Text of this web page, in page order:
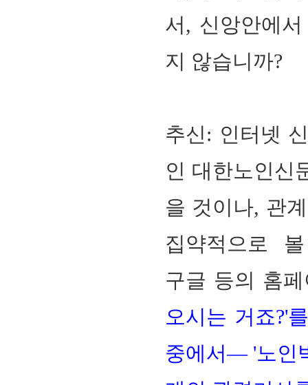
서, 신앙안에
지 않습니까?
추신: 인터넷
인 대한노인신
을 것이나, 관
집약적으로
구글 등의 홈
오시는 거죠?'
중에서— '노인